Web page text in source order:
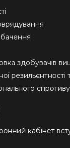
здобувачів
резильєнтності
спротиву
кабінет